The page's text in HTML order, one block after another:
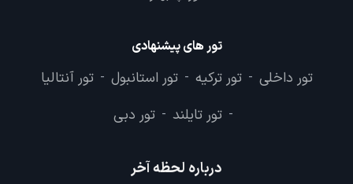
تور های پیشنهادی
تور داخلی - تور ترکیه - تور استانبول - تور آنتالیا
- تور تایلند - تور دبی
درباره لحظه آخر